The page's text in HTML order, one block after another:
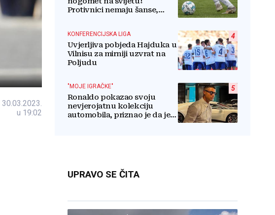
30.03.2023.
u 19:02
Protivnici nemaju šanse,
4
KONFERENCIJSKA LIGA
Uvjerljiva pobjeda Hajduka u
Vilnisu za mirniji uzvrat na
Poljudu
5
"MOJE IGRAČKE"
Ronaldo pokazao svoju
nevjerojatnu kolekciju
automobila, priznao je da je
UPRAVO SE ČITA